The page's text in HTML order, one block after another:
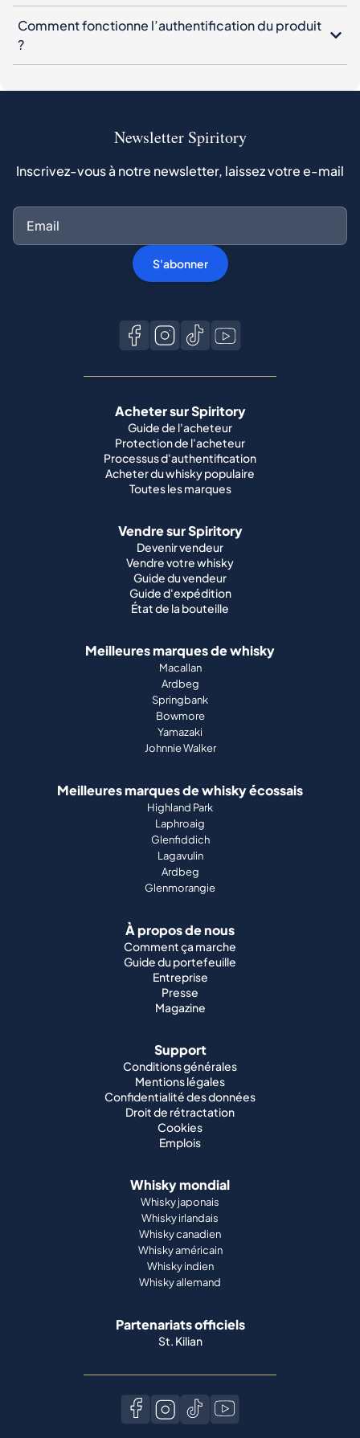
Comment fonctionne l’authentification du produit
?
Newsletter Spiritory
Inscrivez-vous à notre newsletter, laissez votre e-mail
S'abonner
Acheter sur Spiritory
Guide de l'acheteur
Protection de l'acheteur
Processus d'authentification
Acheter du whisky populaire
Toutes les marques
Vendre sur Spiritory
Devenir vendeur
Vendre votre whisky
Guide du vendeur
Guide d'expédition
État de la bouteille
Meilleures marques de whisky
Macallan
Ardbeg
Springbank
Bowmore
Yamazaki
Johnnie Walker
Meilleures marques de whisky écossais
Highland Park
Laphroaig
Glenfiddich
Lagavulin
Ardbeg
Glenmorangie
À propos de nous
Comment ça marche
Guide du portefeuille
Entreprise
Presse
Magazine
Support
Conditions générales
Mentions légales
Confidentialité des données
Droit de rétractation
Cookies
Emplois
Whisky mondial
Whisky japonais
Whisky irlandais
Whisky canadien
Whisky américain
Whisky indien
Whisky allemand
Partenariats officiels
St. Kilian